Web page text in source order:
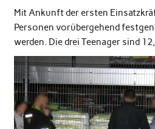
Mit Ankunft der ersten
Personen vorübergehend
werden. Die drei Teenager sind